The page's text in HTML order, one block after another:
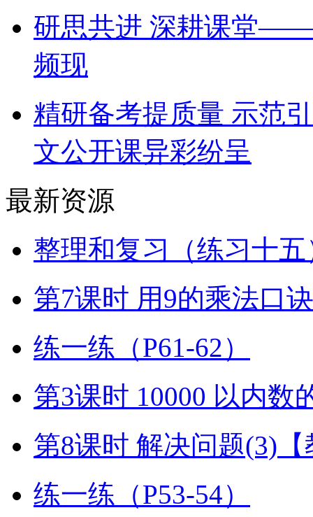
研思共进 深耕课堂——
频现
精研备考提质量 示范
文公开课异彩纷呈
最新资源
整理和复习（练习十五
第7课时 用9的乘法口
练一练（P61-62）
第3课时 10000 以内数
第8课时 解决问题(3)
练一练（P53-54）